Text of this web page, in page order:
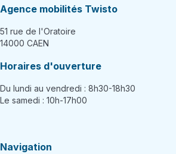
Agence mobilités Twisto
51 rue de l'Oratoire
14000 CAEN
Horaires d'ouverture
Du lundi au vendredi : 8h30-18h30
Le samedi : 10h-17h00
Navigation